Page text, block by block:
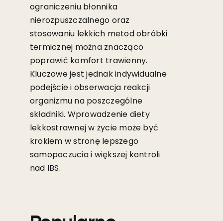
ograniczeniu błonnika
nierozpuszczalnego oraz
stosowaniu lekkich metod obróbki
termicznej można znacząco
poprawić komfort trawienny.
Kluczowe jest jednak indywidualne
podejście i obserwacja reakcji
organizmu na poszczególne
składniki. Wprowadzenie diety
lekkostrawnej w życie może być
krokiem w stronę lepszego
samopoczucia i większej kontroli
nad IBS.